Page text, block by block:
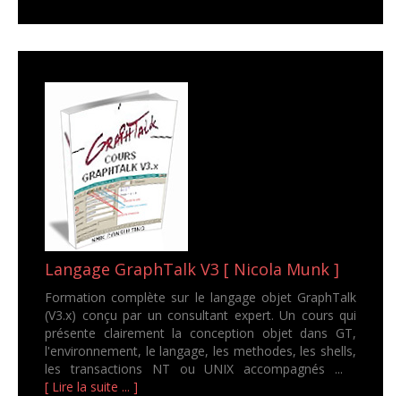
Langage GraphTalk V3 [ Nicola Munk ]
Formation complète sur le langage objet GraphTalk
(V3.x) conçu par un consultant expert. Un cours qui
présente clairement la conception objet dans GT,
l'environnement, le langage, les methodes, les shells,
les transactions NT ou UNIX accompagnés ...
[ Lire la suite ... ]